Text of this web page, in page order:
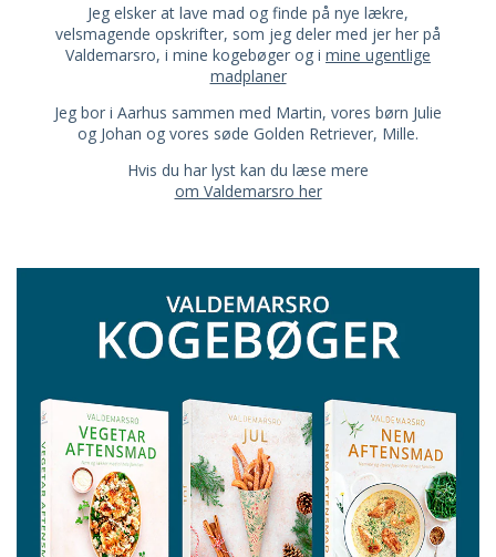
Jeg elsker at lave mad og finde på nye lækre,
velsmagende opskrifter, som jeg deler med jer her på
Valdemarsro, i mine kogebøger og i mine ugentlige
madplaner
Jeg bor i Aarhus sammen med Martin, vores børn Julie
og Johan og vores søde Golden Retriever, Mille.
Hvis du har lyst kan du læse mere
om Valdemarsro her